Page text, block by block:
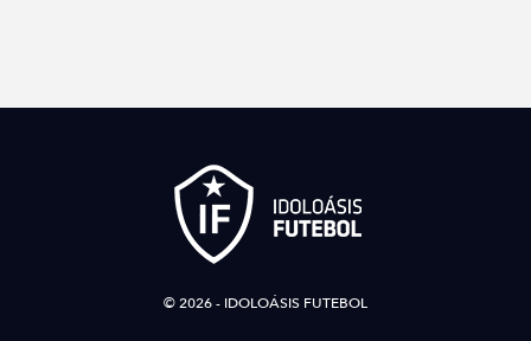
© 2026 - IDOLOÁSIS FUTEBOL